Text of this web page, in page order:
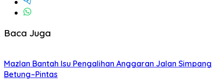
Baca Juga
Mazlan Bantah Isu Pengalihan Anggaran Jalan Simpang
Betung–Pintas